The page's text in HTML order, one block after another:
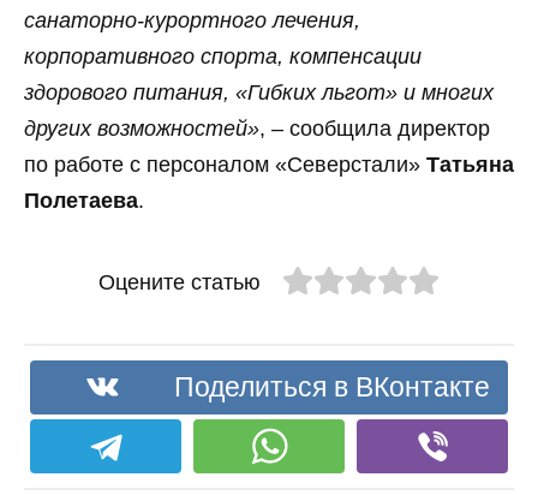
санаторно-курортного лечения,
корпоративного спорта, компенсации
здорового питания, «Гибких льгот» и многих
других возможностей», – сообщила директор
по работе с персоналом «Северстали» Татьяна
Полетаева.
Оцените статью
Поделиться в ВКонтакте